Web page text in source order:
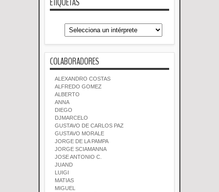
COLABORADORES
ALEXANDRO COSTAS
ALFREDO GOMEZ
ALBERTO
ANNA
DIEGO
DJMARCELO
GUSTAVO DE CARLOS PAZ
GUSTAVO MORALE
JORGE DE LA PAMPA
JORGE SCIAMANNA
JOSE ANTONIO C.
JUAND
LUIGI
MATIAS
MIGUEL